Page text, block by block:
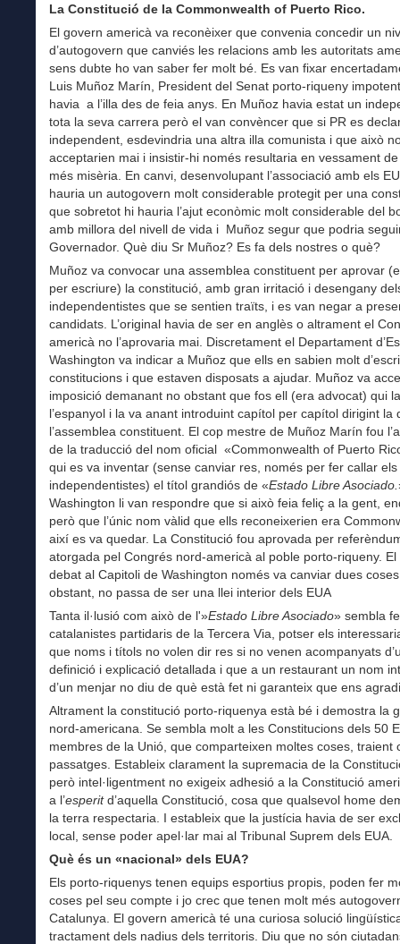
La Constitució de la Commonwealth of Puerto Rico.
El govern americà va reconèixer que convenia concedir un
d’autogovern que canviés les relacions amb les autoritats
sens dubte ho van saber fer molt bé. Es van fixar
Luis Muñoz Marín, President del Senat porto-riqueny
havia a l’illa des de feia anys. En Muñoz havia estat un
tota la seva carrera però el van convèncer que si PR es
independent, esdevindria una altra illa comunista i que això
acceptarien mai i insistir-hi només resultaria en vessament
més misèria. En canvi, desenvolupant l’associació amb els
hauria un autogovern molt considerable protegit per una
que sobretot hi hauria l’ajut econòmic molt considerable del
amb millora del nivell de vida i Muñoz segur que podria
Governador. Què diu Sr Muñoz? Es fa dels nostres o què?
Muñoz va convocar una assemblea constituent per aprovar
per escriure) la constitució, amb gran irritació i desengany
independentistes que se sentien traïts, i es van negar a
candidats. L’original havia de ser en anglès o altrament el
americà no l’aprovaria mai. Discretament el Departament
Washington va indicar a Muñoz que ells en sabien molt
constitucions i que estaven disposats a ajudar. Muñoz va
imposició demanant no obstant que fos ell (era advocat) qui
l’espanyol i la va anant introduint capítol per capítol dirigint la
l’assemblea constituent. El cop mestre de Muñoz Marín fou
de la traducció del nom oficial «Commonwealth of Puerto
qui es va inventar (sense canviar res, només per fer callar
independentistes) el títol grandiós de «Estado Libre Asociado.
Washington li van respondre que si això feia feliç a la gent,
però que l’únic nom vàlid que ells reconeixerien era
així es va quedar. La Constitució fou aprovada per
atorgada pel Congrés nord-americà al poble porto-riqueny. El
debat al Capitoli de Washington només va canviar dues
obstant, no passa de ser una llei interior dels EUA
Tanta il·lusió com això de l'»Estado Libre Asociado» sembla
catalanistes partidaris de la Tercera Via, potser els
que noms i títols no volen dir res si no venen acompanyats
definició i explicació detallada i que a un restaurant un nom
d’un menjar no diu de què està fet ni garanteix que ens
Altrament la constitució porto-riquenya està bé i demostra la
nord-americana. Se sembla molt a les Constitucions dels 50
membres de la Unió, que comparteixen moltes coses, traient
passatges. Estableix clarament la supremacia de la
però intel·ligentment no exigeix adhesió a la Constitució
a l’esperitd’aquella Constitució, cosa que qualsevol home
la terra respectaria. I estableix que la justícia havia de ser
local, sense poder apel·lar mai al Tribunal Suprem dels EUA.
Què és un «nacional» dels EUA?
Els porto-riquenys tenen equips esportius propis, poden fer
coses pel seu compte i jo crec que tenen molt més
Catalunya. El govern americà té una curiosa solució
tractament dels nadius dels territoris. Diu que no són